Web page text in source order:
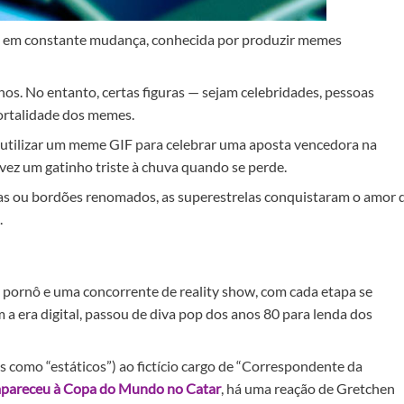
constante mudança, conhecida por produzir memes
No entanto, certas figuras — sejam celebridades, pessoas
dos memes.
um meme GIF para celebrar uma aposta vencedora na
um gatinho triste à chuva quando se perde.
ou bordões renomados, as superestrelas conquistaram o amor
e uma concorrente de reality show, com cada etapa se
era digital, passou de diva pop dos anos 80 para lenda dos
“estáticos”) ao fictício cargo de “Correspondente da
à Copa do Mundo no Catar, há uma reação de Gretchen